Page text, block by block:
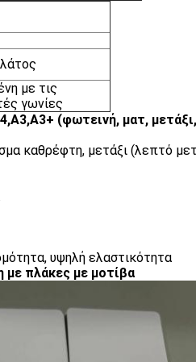
με τις
γωνίες
(φωτεινή, ματ,
καθρέφτη, μετάξι (λεπτό
υψηλή ελαστικότητα
πλάκες με μοτίβα